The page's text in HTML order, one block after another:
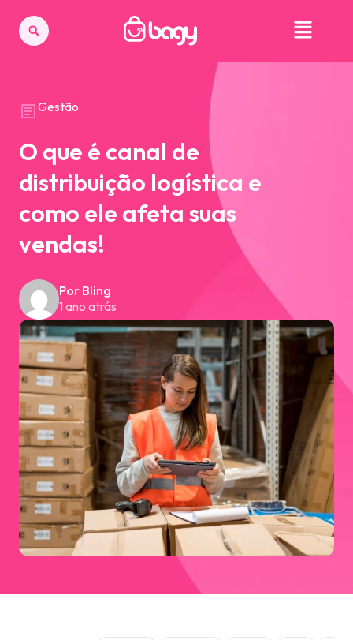
Gestão
O que é canal de
distribuição logística e
como ele afeta suas
vendas!
Por Bling
1 ano atrás